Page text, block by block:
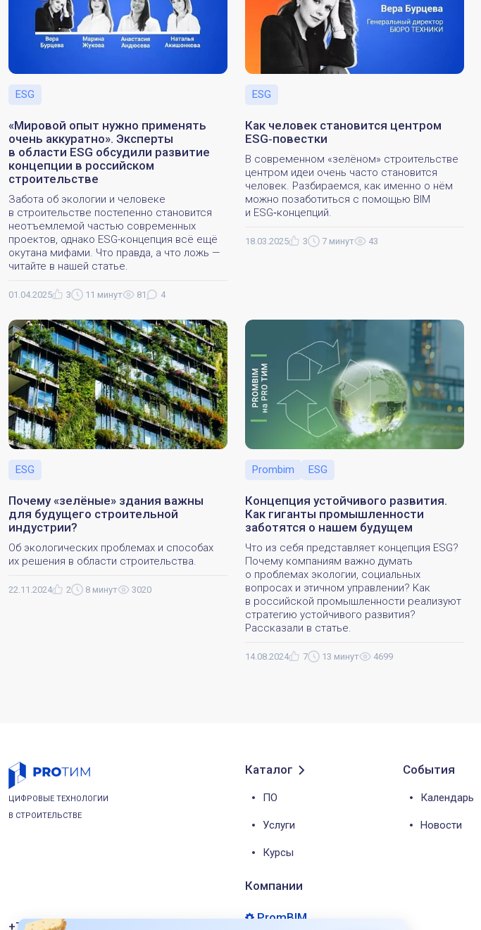
ESG
«Мировой опыт нужно применять
очень аккуратно». Эксперты
в области ESG обсудили развитие
концепции в российском
строительстве
Забота об экологии и человеке
в строительстве постепенно становится
неотъемлемой частью современных
проектов, однако ESG-концепция всё ещё
окутана мифами. Что правда, а что ложь —
читайте в нашей статье.
01.04.2025 3 11 минут 81 4
ESG
Как человек становится центром
ESG‑повестки
В современном «зелёном» строительстве
центром идеи очень часто становится
человек. Разбираемся, как именно о нём
можно позаботиться с помощью BIM
и ESG‑концепций.
18.03.2025 3 7 минут 43
ESG
Почему «зелёные» здания важны
для будущего строительной
индустрии?
Об экологических проблемах и способах
их решения в области строительства.
22.11.2024 2 8 минут 3020
Prombim ESG
Концепция устойчивого развития.
Как гиганты промышленности
заботятся о нашем будущем
Что из себя представляет концепция ESG?
Почему компаниям важно думать
о проблемах экологии, социальных
вопросах и этичном управлении? Как
в российской промышленности реализуют
стратегию устойчивого развития?
Рассказали в статье.
14.08.2024 7 13 минут 4699
ЦИФРОВЫЕ ТЕХНОЛОГИИ
В СТРОИТЕЛЬСТВЕ
+7 (495) 221-50-56
Каталог
ПО
Услуги
Курсы
Компании
PromBIM
События
Календарь
Новости